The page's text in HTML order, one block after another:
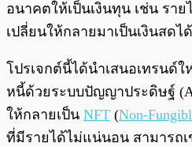
อนาคตให้เป็นเงินทุน เช่น รา
เปลี่ยนให้กลายมาเป็นเงินสดไ
โปรเจกต์นี้ได้นำเสนอเทรนด์
หนี้ด้วยระบบปัญญาประดิษฐ์
ให้กลายเป็น NFT (Non-
ที่มีรายได้ไม่แน่นอน สามารถเ